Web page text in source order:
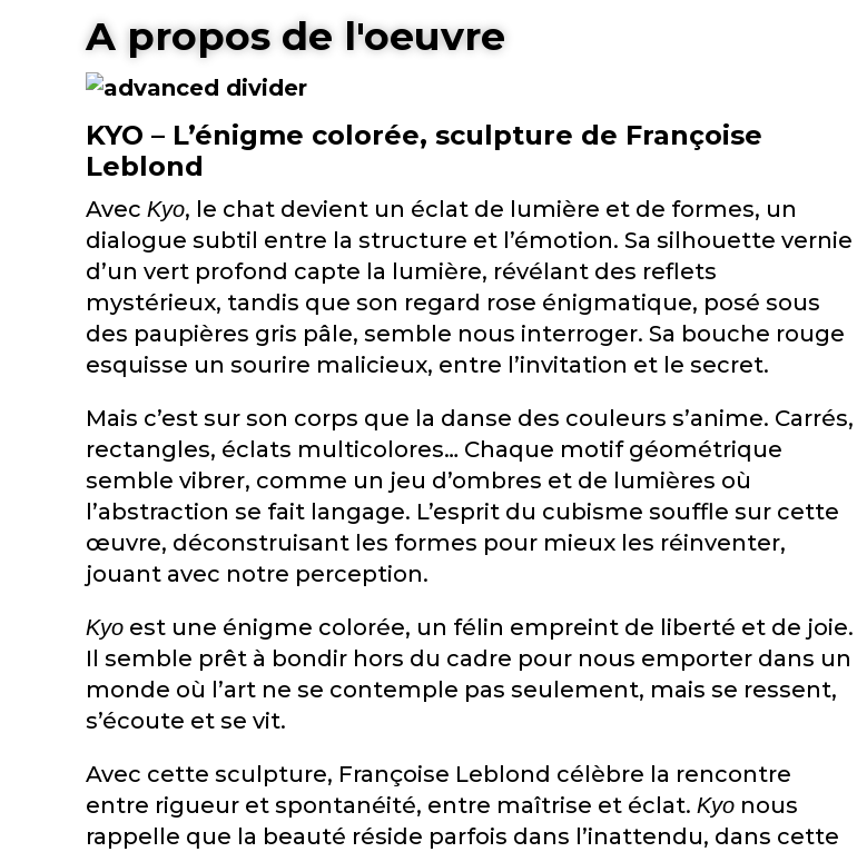
A propos de l'oeuvre
KYO – L’énigme colorée, sculpture de Françoise
Leblond
Avec Kyo, le chat devient un éclat de lumière et de formes, un
dialogue subtil entre la structure et l’émotion. Sa silhouette vernie
d’un vert profond capte la lumière, révélant des reflets
mystérieux, tandis que son regard rose énigmatique, posé sous
des paupières gris pâle, semble nous interroger. Sa bouche rouge
esquisse un sourire malicieux, entre l’invitation et le secret.
Mais c’est sur son corps que la danse des couleurs s’anime. Carrés,
rectangles, éclats multicolores… Chaque motif géométrique
semble vibrer, comme un jeu d’ombres et de lumières où
l’abstraction se fait langage. L’esprit du cubisme souffle sur cette
œuvre, déconstruisant les formes pour mieux les réinventer,
jouant avec notre perception.
Kyo est une énigme colorée, un félin empreint de liberté et de joie.
Il semble prêt à bondir hors du cadre pour nous emporter dans un
monde où l’art ne se contemple pas seulement, mais se ressent,
s’écoute et se vit.
Avec cette sculpture, Françoise Leblond célèbre la rencontre
entre rigueur et spontanéité, entre maîtrise et éclat. Kyo nous
rappelle que la beauté réside parfois dans l’inattendu, dans cette